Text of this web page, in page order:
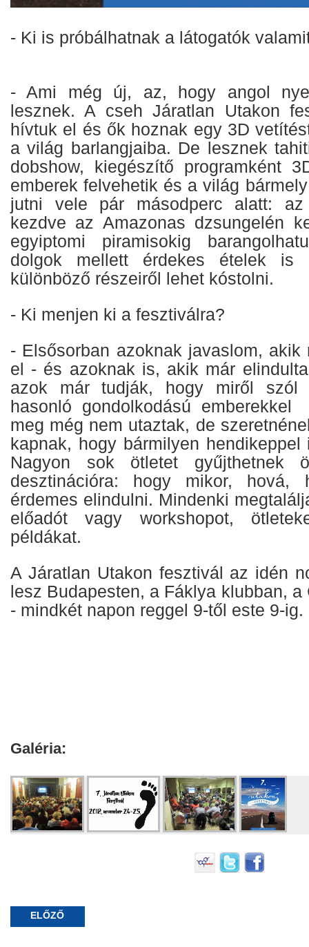
- Ki is próbálhatnak a látogatók
- Ami még új, az, hogy angol
lesznek. A cseh Járatlan Utakon
hívtuk el és ők hoznak egy 3D
a világ barlangjaiba. De lesznek
dobshow, kiegészítő programként
emberek felvehetik és a világ
jutni vele pár másodperc alatt: az
kezdve az Amazonas dzsungelén
egyiptomi piramisokig
dolgok mellett érdekes ételek is
különböző részeiről lehet kóstolni.
- Ki menjen ki a fesztiválra?
- Elsősorban azoknak javaslom, akik
el - és azoknak is, akik már
azok már tudják, hogy miről szól
hasonló gondolkodású
meg még nem utaztak, de
kapnak, hogy bármilyen
Nagyon sok ötletet gyűjthetnek
desztinációra: hogy mikor, hová,
érdemes elindulni. Mindenki
előadót vagy workshopot,
példákat.
A Járatlan Utakon fesztivál az idén
lesz Budapesten, a Fáklya klubban, a
- mindkét napon reggel 9-től este 9-ig.
Galéria:
ELŐZŐ